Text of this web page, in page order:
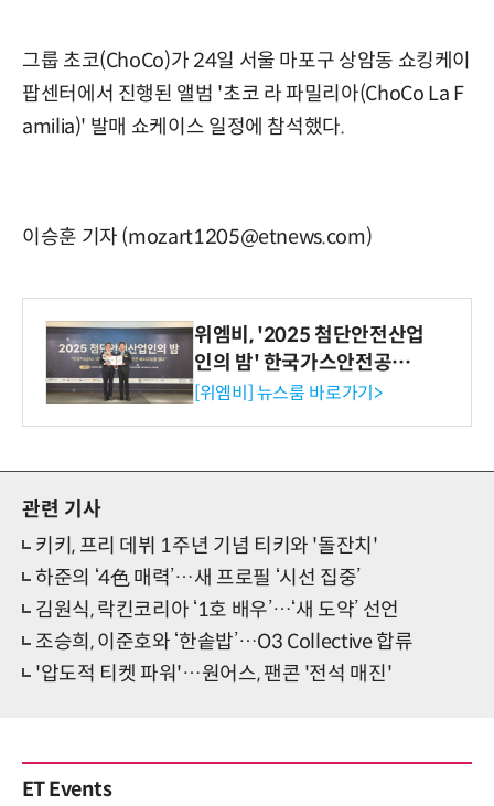
그룹 초코(ChoCo)가 24일 서울 마포구 상암동 쇼킹케이
팝센터에서 진행된 앨범 '초코 라 파밀리아(ChoCo La F
amilia)' 발매 쇼케이스 일정에 참석했다.
이승훈 기자 (mozart1205@etnews.com)
위엠비, '2025 첨단안전산업
인의 밤' 한국가스안전공사
사장상 수상
[위엠비] 뉴스룸 바로가기>
관련 기사
키키, 프리 데뷔 1주년 기념 티키와 '돌잔치'
하준의 ‘4色 매력’…새 프로필 ‘시선 집중’
김원식, 락킨코리아 ‘1호 배우’…‘새 도약’ 선언
조승희, 이준호와 ‘한솥밥’…O3 Collective 합류
'압도적 티켓 파워'…원어스, 팬콘 '전석 매진'
ET Events